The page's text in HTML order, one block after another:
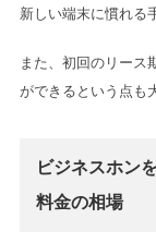
新しい端末に慣れる
また、初回のリース
ができるという点も
ビジネスホン
料金の相場